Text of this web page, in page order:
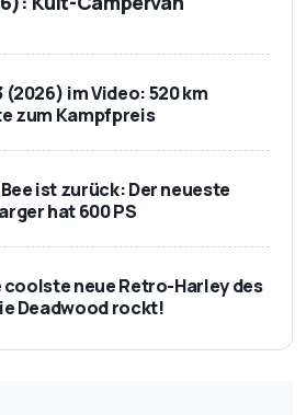
(2026) im Video: 520 km
zum Kampfpreis
ist zurück: Der neueste
hat 600 PS
coolste neue Retro-Harley des
Deadwood rockt!